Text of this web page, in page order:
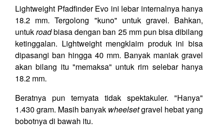
Lightweight Pfadfinder Evo ini lebar internalnya hanya
18.2 mm. Tergolong "kuno" untuk gravel. Bahkan,
untukroadbiasa dengan ban 25 mm pun bisa dibilang
ketinggalan. Lightweight mengklaim produk ini bisa
dipasangi ban hingga 40 mm. Banyak maniak gravel
akan bilang itu "memaksa" untuk rim selebar hanya
18.2 mm.
Beratnya pun ternyata tidak spektakuler. "Hanya"
1.430 gram. Masih banyak wheelsetgravel hebat yang
bobotnya di bawah itu.